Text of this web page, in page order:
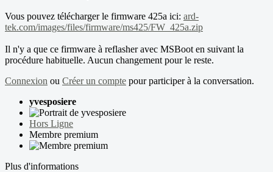
Vous pouvez télécharger le firmware 425a ici: ard-
tek.com/images/files/firmware/ms425/FW_425a.zip
Il n'y a que ce firmware à reflasher avec MSBoot en suivant la
procédure habituelle. Aucun changement pour le reste.
Connexion ou Créer un compte pour participer à la conversation.
yvesposiere
Hors Ligne
Membre premium
Plus d'informations